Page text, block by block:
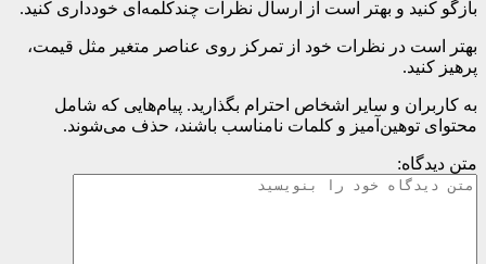
بازگو کنید و بهتر است از ارسال نظرات چندکلمه‌‌ای خودداری کنید.
بهتر است در نظرات خود از تمرکز روی عناصر متغیر مثل قیمت،
پرهیز کنید.
به کاربران و سایر اشخاص احترام بگذارید. پیام‌هایی که شامل
محتوای توهین‌آمیز و کلمات نامناسب باشند، حذف می‌شوند.
متن دیدگاه: